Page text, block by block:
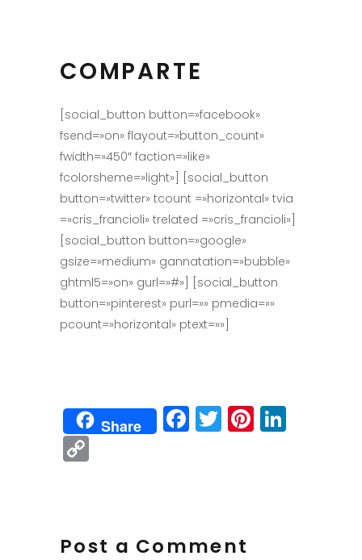
COMPARTE
[social_button button=»facebook»
fsend=»on» flayout=»button_count»
fwidth=»450″ faction=»like»
fcolorsheme=»light»] [social_button
button=»twitter» tcount =»horizontal» tvia
=»cris_francioli» trelated =»cris_francioli»]
[social_button button=»google»
gsize=»medium» gannatation=»bubble»
ghtml5=»on» gurl=»#»] [social_button
button=»pinterest» purl=»» pmedia=»»
pcount=»horizontal» ptext=»»]
Share Facebook
Twitter
Post a Comment